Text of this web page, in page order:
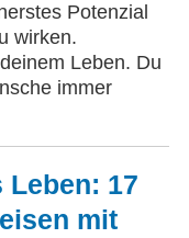
Potenzial
wirken.
Leben. Du
immer
17
mit